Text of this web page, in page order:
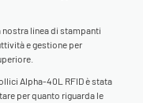
linea di stampanti
e gestione per
Alpha-40L RFID è stata
per quanto riguarda le